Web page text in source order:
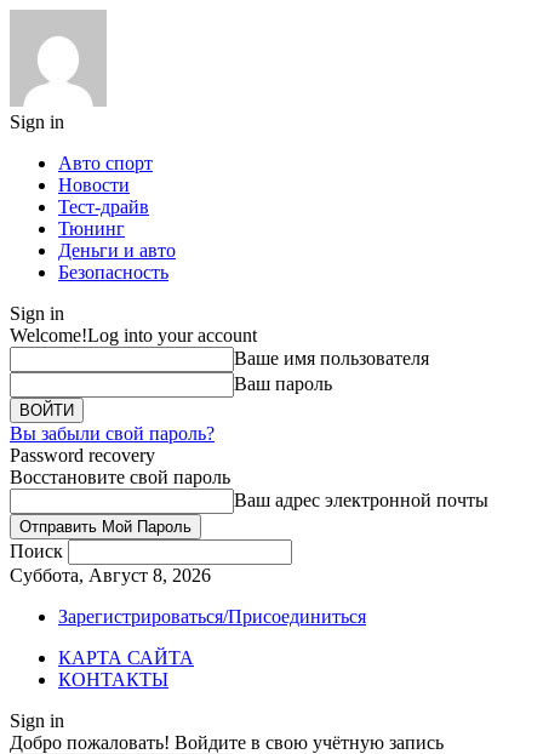
Sign in
Авто спорт
Новости
Тест-драйв
Тюнинг
Деньги и авто
Безопасность
Sign in
Welcome!Log into your account
Ваше имя пользователя
Ваш пароль
Вы забыли свой пароль?
Password recovery
Восстановите свой пароль
Ваш адрес электронной почты
Поиск
Суббота, Август 8, 2026
Зарегистрироваться/Присоединиться
КАРТА САЙТА
КОНТАКТЫ
Sign in
Добро пожаловать! Войдите в свою учётную запись